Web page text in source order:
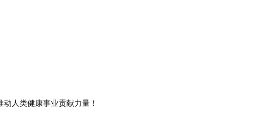
人类健康事业贡献力量！